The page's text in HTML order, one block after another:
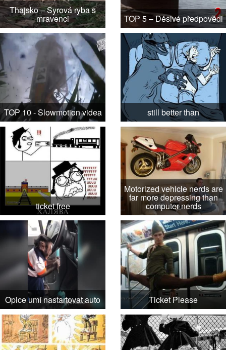
Thajsko – Syrová ryba s
mravenci TOP 5 – Děsivé předpovědi
TOP 10 - Slowmotion videa still better than
ticket free
Motorized vehicle nerds are
far more depressing than
computer nerds
Opice umí nastartovat auto Ticket Please